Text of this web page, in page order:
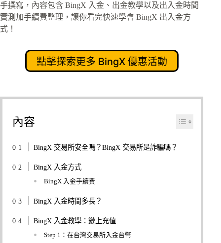
手撰寫，內容包含 BingX 入金、出金教學以及出入金時間
實測加手續費整理，讓你看完快速學會 BingX 出入金方
式！
點擊探索更多 BingX 優惠活動
內容
BingX 交易所安全嗎？BingX 交易所是詐騙嗎？
BingX 入金方式
BingX 入金手續費
BingX 入金時間多長？
BingX 入金教學：鏈上充值
Step 1：在台灣交易所入金台幣